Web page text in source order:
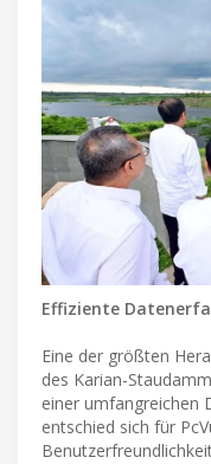
Effiziente
Eine der größten
des Karian-
einer umfangreichen
entschied sich für